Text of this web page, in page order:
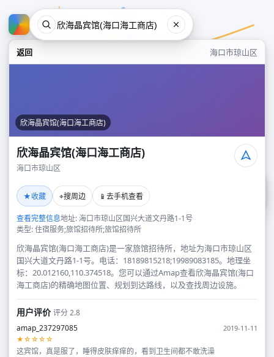
返回 海口市琼山区
欣海晶宾馆(海口海工商店)
欣海晶宾馆(海口海工商店)
海口市琼山区
★收藏 ⌖搜周边 📱 去手机查看
查看完整信息地址: 海口市琼山区国兴大道文丹路1-1号
类型: 住宿服务;旅馆招待所;旅馆招待所
欣海晶宾馆(海口海工商店)是一家旅馆招待所，地址为海口市琼山区
国兴大道文丹路1-1号。电话：18189815218;19989083185。地理坐
标：20.012160,110.374518。您可以通过Amap查看欣海晶宾馆(海口
海工商店)的精确地图位置、规划到达路线，以及查找周边设施。
用户评价评分 2.8
amap_237297085
2019-11-11
★☆☆☆☆
这宾馆，真是服了，睡得皮肤痒痒的，看到卫生间都不敢洗澡